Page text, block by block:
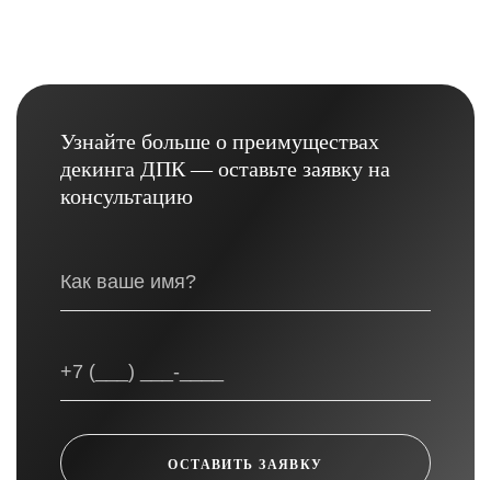
Узнайте больше о преимуществах
декинга ДПК — оставьте заявку на
консультацию
ОСТАВИТЬ ЗАЯВКУ